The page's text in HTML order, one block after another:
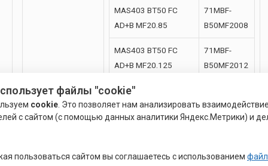
MAS403 BT50 FC
AD+B MF20.85
71MBF-
B50MF2008
MAS403 BT50 FC
AD+B MF20.125
71MBF-
B50MF2012
MAS403 BT50 FC
AD+B MF32.95
B50MF3209
файлы "cookie"
cookie . Это позволяет нам анализировать
с сайтом (с помощью данных аналитики Яндекс.Метрики) и
пользоваться сайтом вы соглашаетесь с использованием